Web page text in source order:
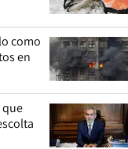
como
en
que